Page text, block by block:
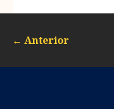
← Anterior